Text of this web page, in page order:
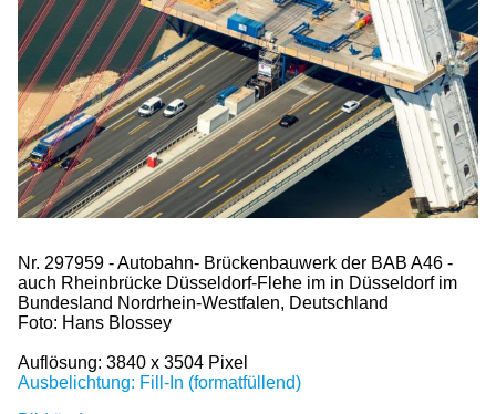
Nr. 297959 - Autobahn- Brückenbauwerk der BAB A46 -
auch Rheinbrücke Düsseldorf-Flehe im in Düsseldorf im
Bundesland Nordrhein-Westfalen, Deutschland
Foto: Hans Blossey
Auflösung: 3840 x 3504 Pixel
Ausbelichtung: Fill-In (formatfüllend)